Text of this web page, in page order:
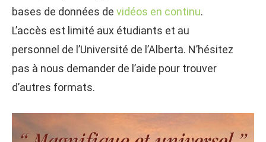
bases de données de vidéos en continu.
L’accès est limité aux étudiants et au
personnel de l’Université de l’Alberta. N’hésitez
pas à nous demander de l’aide pour trouver
d’autres formats.